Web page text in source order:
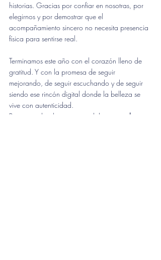
historias. Gracias por confiar en nosotras, por
elegirnos y por demostrar que el
acompañamiento sincero no necesita presencia
física para sentirse real.
Terminamos este año con el corazón lleno de
gratitud. Y con la promesa de seguir
mejorando, de seguir escuchando y de seguir
siendo ese rincón digital donde la belleza se
vive con autenticidad.
Porque si algo hemos aprendido, es que la